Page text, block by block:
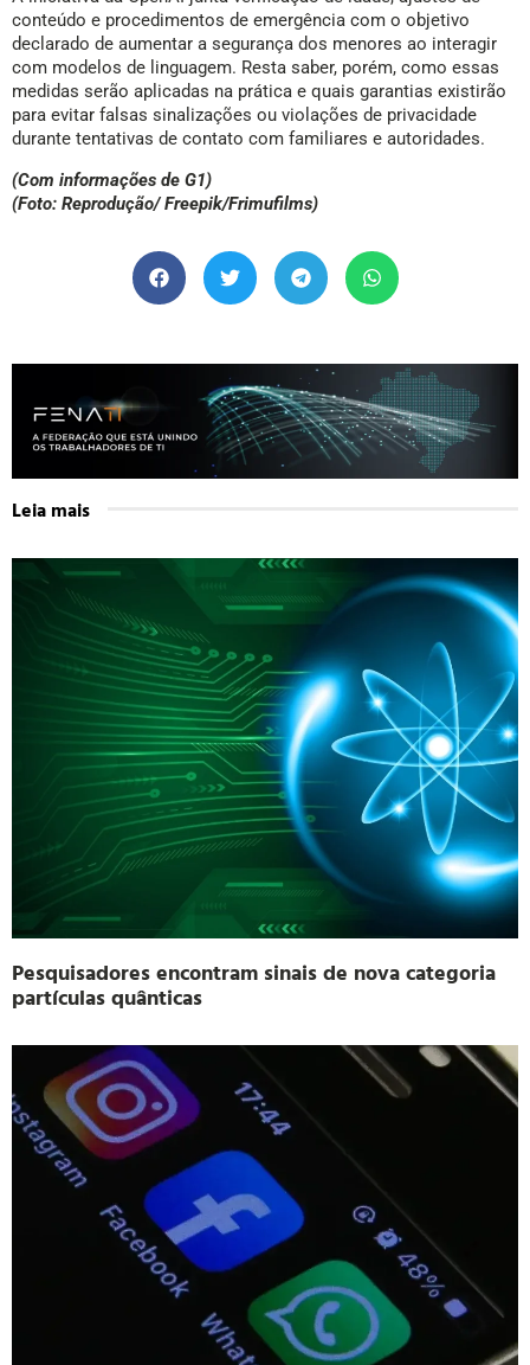
conteúdo e procedimentos de emergência com o objetivo
declarado de aumentar a segurança dos menores ao interagir
com modelos de linguagem. Resta saber, porém, como essas
medidas serão aplicadas na prática e quais garantias existirão
para evitar falsas sinalizações ou violações de privacidade
durante tentativas de contato com familiares e autoridades.
(Com informações de G1)
(Foto: Reprodução/ Freepik/Frimufilms)
Leia mais
Pesquisadores encontram sinais de nova categoria
partículas quânticas